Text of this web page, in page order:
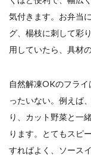
気付きます。お弁当
グ、楊枝に刺して彩
用していたら、具材
自然解凍OKのフラ
ったいない。例えば
り、カット野菜と一
ります。とてもスピ
すればよく、ソース